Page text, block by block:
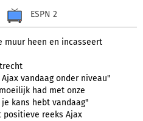
ESPN 2
muur heen en incasseert
vandaag onder niveau"
had met onze
kans hebt vandaag"
positieve reeks Ajax